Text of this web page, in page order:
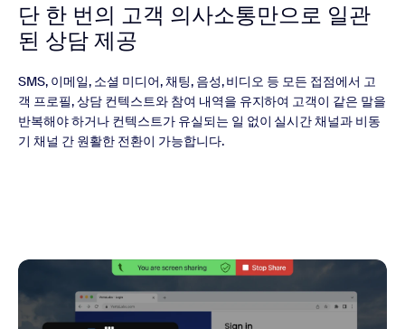
단 한 번의 고객 의사소통만으로 일관
된 상담 제공
SMS, 이메일, 소셜 미디어, 채팅, 음성, 비디오 등 모든 접점에서 고
객 프로필, 상담 컨텍스트와 참여 내역을 유지하여 고객이 같은 말을
반복해야 하거나 컨텍스트가 유실되는 일 없이 실시간 채널과 비동
기 채널 간 원활한 전환이 가능합니다.